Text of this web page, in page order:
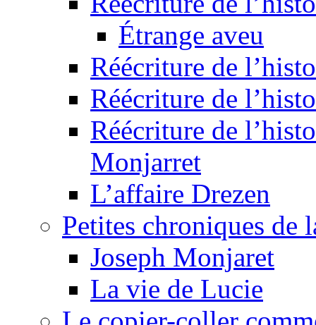
Étrange aveu
Réécriture de
Réécriture de
Réécriture de
Monjarret
L’affaire Drezen
Petites chroniques de
Joseph Monjaret
La vie de Lucie